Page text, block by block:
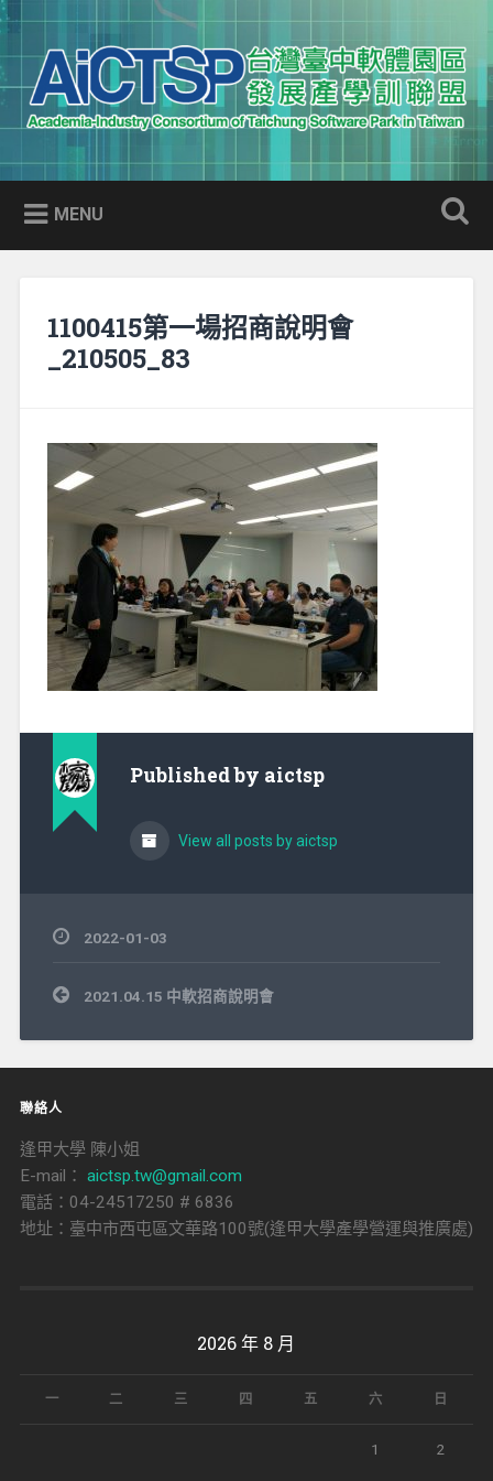
Skip
to
content
Search
AICTSP 台灣臺中軟體園區發展
產學訓聯盟
Academia-Industry Consortium of Taichung Software Park
in Taiwan
MENU
1100415第一場招商說明會
_210505_83
Published by aictsp
View all posts by aictsp
2022-01-03
文
章
覽
2021.04.15 中軟招商說明會
聯絡人
逢甲大學 陳小姐
E-mail： aictsp.tw@gmail.com
電話：04-24517250 # 6836
地址：臺中市西屯區文華路100號(逢甲大學產學營運與推廣處)
2026 年 8 月
一 二 三 四 五 六 日
1 2